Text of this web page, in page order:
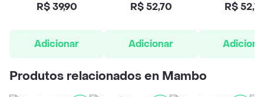
R$ 39,90
Adicionar
R$ 52,70
Adicionar
R$
Produtos relacionados en Mambo